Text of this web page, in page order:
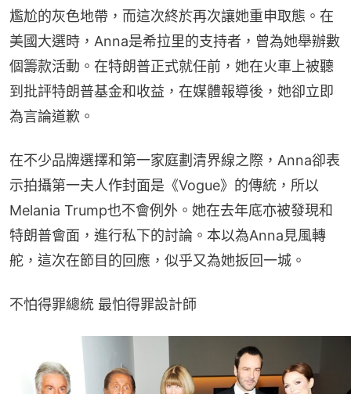
尷尬的灰色地帶，而這次終於再次讓她重申取態。在
美國大選時，Anna是希拉里的支持者，曾為她舉辦數
個籌款活動。在特朗普正式就任前，她在火車上被聽
到批評特朗普基金和收益，在媒體報導後，她卻立即
為言論道歉。
在不少品牌選擇和第一家庭劃清界線之際，Anna卻表
示拍攝第一夫人作封面是《Vogue》的傳統，所以
Melania Trump也不會例外。她在去年底亦被發現和
特朗普會面，進行私下的討論。本以為Anna見風轉
舵，這次在節目的回應，似乎又為她扳回一城。
不怕得罪總統 最怕得罪設計師